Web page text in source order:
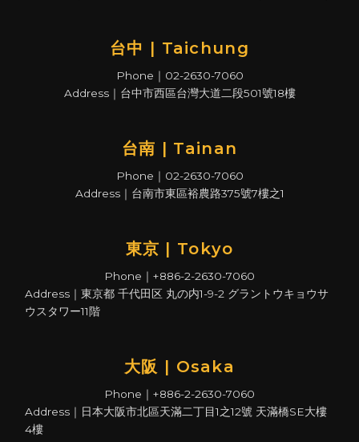
台中 | Taichung
Phone｜02-2630-7060
Address｜台中市西區台灣大道二段501號18樓
台南 | Tainan
Phone｜02-2630-7060
Address｜台南市東區裕農路375號7樓之1
東京 | Tokyo
Phone｜+886-2-2630-7060
Address｜東京都 千代田区 丸の内1-9-2 グラントウキョウサ
ウスタワー11階
大阪 | Osaka
Phone｜+886-2-2630-7060
Address｜日本大阪市北區天滿二丁目1之12號 天滿橋SE大樓
4樓